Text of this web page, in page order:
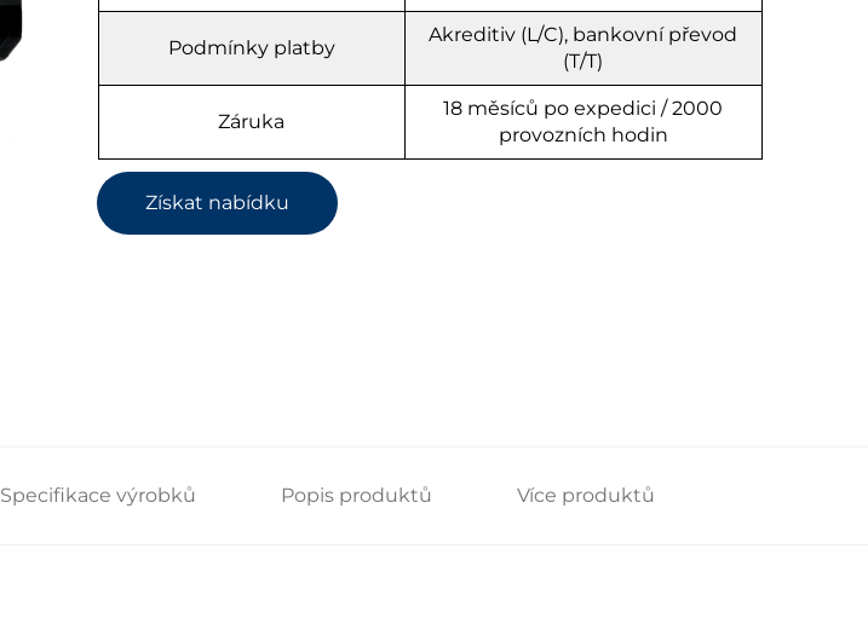
Podmínky platby
Akreditiv (L/C), bankovní převod
(T/T)
Záruka
18 měsíců po expedici / 2000
provozních hodin
Získat nabídku
Specifikace výrobků Popis produktů Více produktů